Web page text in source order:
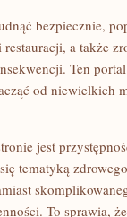
bezpiecznie,
a także
Ten
od niewielkich
jest
tematyką
To sprawia,